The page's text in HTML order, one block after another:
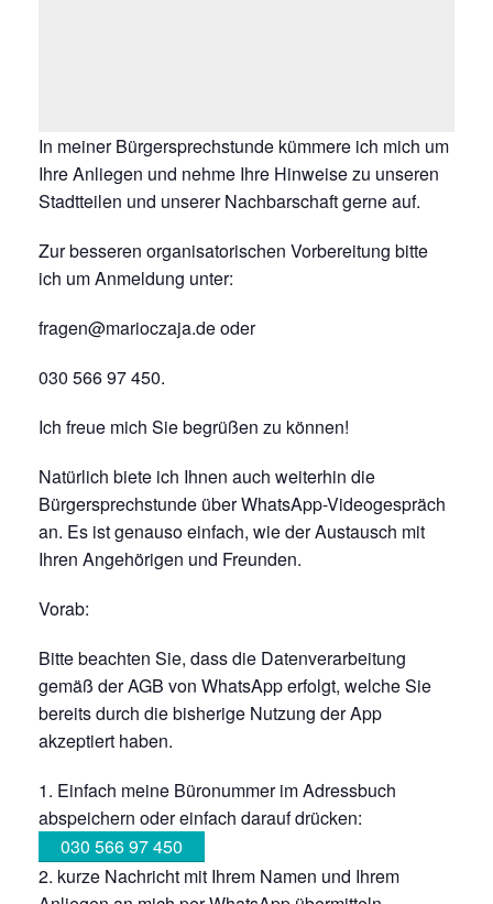
In meiner Bürgersprechstunde kümmere ich mich um
Ihre Anliegen und nehme Ihre Hinweise zu unseren
Stadtteilen und unserer Nachbarschaft gerne auf.
Zur besseren organisatorischen Vorbereitung bitte
ich um Anmeldung unter:
fragen@marioczaja.de oder
030 566 97 450.
Ich freue mich Sie begrüßen zu können!
Natürlich biete ich Ihnen auch weiterhin die
Bürgersprechstunde über WhatsApp-Videogespräch
an. Es ist genauso einfach, wie der Austausch mit
Ihren Angehörigen und Freunden.
Vorab:
Bitte beachten Sie, dass die Datenverarbeitung
gemäß der AGB von WhatsApp erfolgt, welche Sie
bereits durch die bisherige Nutzung der App
akzeptiert haben.
Einfach meine Büronummer im Adressbuch
abspeichern oder einfach darauf drücken:
030 566 97 450
kurze Nachricht mit Ihrem Namen und Ihrem